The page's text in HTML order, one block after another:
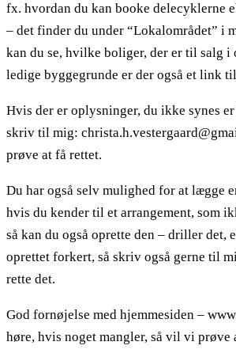
fx. hvordan du kan booke delecyklerne
– det finder du under “Lokalområdet” i
kan du se, hvilke boliger, der er til salg i
ledige byggegrunde er der også et link
Hvis der er oplysninger, du ikke synes
skriv til mig:
prøve at få rettet.
Du har også selv mulighed for at lægge
hvis du kender til et arrangement, som
så kan du også oprette den – driller det,
oprettet forkert, så skriv også gerne til
rette det.
God fornøjelse med hjemmesiden –
høre, hvis noget mangler, så vil vi prøve